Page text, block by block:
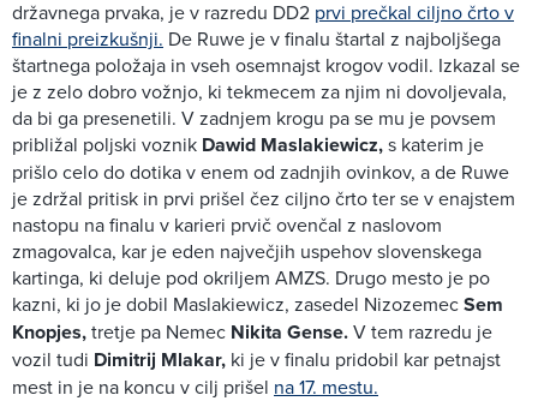
državnega prvaka, je v razredu DD2 prvi prečkal ciljno črto v
finalni preizkušnji. De Ruwe je v finalu štartal z najboljšega
štartnega položaja in vseh osemnajst krogov vodil. Izkazal se
je z zelo dobro vožnjo, ki tekmecem za njim ni dovoljevala,
da bi ga presenetili. V zadnjem krogu pa se mu je povsem
približal poljski voznik Dawid Maslakiewicz,s katerim je
prišlo celo do dotika v enem od zadnjih ovinkov, a de Ruwe
je zdržal pritisk in prvi prišel čez ciljno črto ter se v enajstem
nastopu na finalu v karieri prvič ovenčal z naslovom
zmagovalca, kar je eden največjih uspehov slovenskega
kartinga, ki deluje pod okriljem AMZS. Drugo mesto je po
kazni, ki jo je dobil Maslakiewicz, zasedel NizozemecSem
Knopjes,tretje pa Nemec Nikita Gense.V tem razredu je
vozil tudi Dimitrij Mlakar, ki je v finalu pridobil kar petnajst
mest in je na koncu v cilj prišel na 17. mestu.